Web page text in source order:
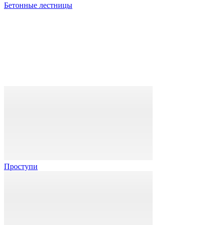
Бетонные лестницы
Проступи